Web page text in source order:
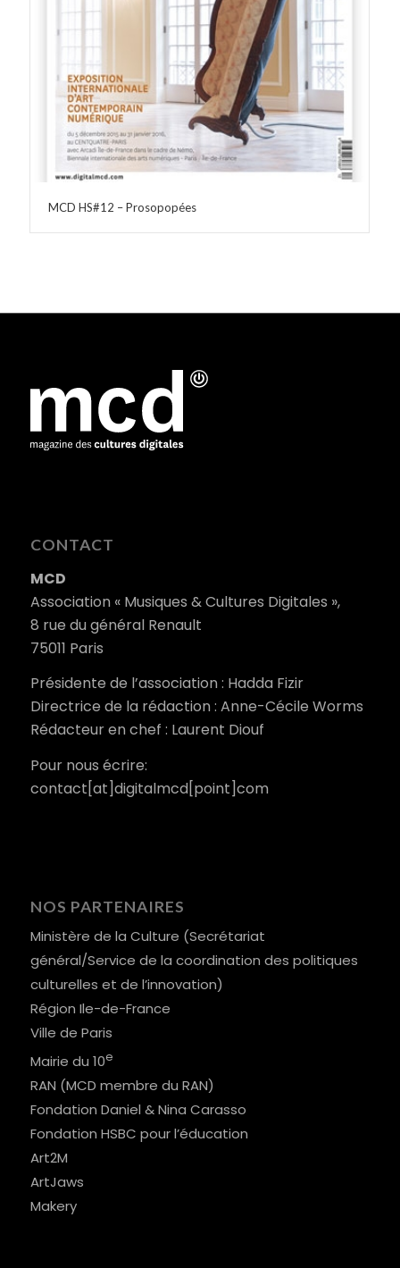
MCD HS#12 – Prosopopées
CONTACT
MCD
Association « Musiques & Cultures Digitales »,
8 rue du général Renault
75011 Paris
Présidente de l’association : Hadda Fizir
Directrice de la rédaction : Anne-Cécile Worms
Rédacteur en chef : Laurent Diouf
Pour nous écrire:
contact[at]digitalmcd[point]com
NOS PARTENAIRES
Ministère de la Culture (Secrétariat
général/Service de la coordination des politiques
culturelles et de l’innovation)
Région Ile-de-France
Ville de Paris
Mairie du 10e
RAN (MCD membre du RAN)
Fondation Daniel & Nina Carasso
Fondation HSBC pour l’éducation
Art2M
ArtJaws
Makery